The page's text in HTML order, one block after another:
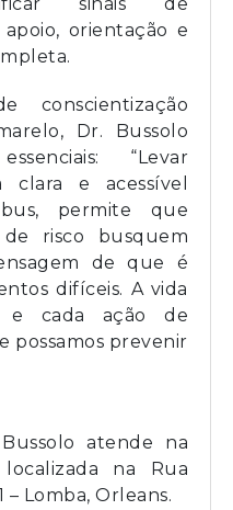
orientação e
conscientização
Dr. Bussolo
“Levar
clara e acessível
permite que
de risco busquem
de que é
difíceis. A vida
e cada ação de
possamos prevenir
atende na
na Rua
– Lomba, Orleans.